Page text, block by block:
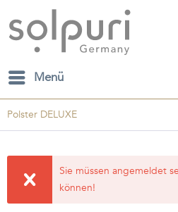
Menü
Polster DELUXE
Sie müssen angemeldet
können!